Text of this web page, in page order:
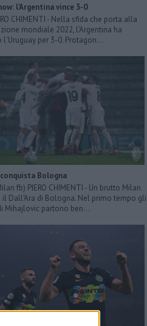
l'Argentina vince 3-0
CHIMENTI - Nella sfida che porta alla
mondiale 2022, l'Argentina ha
l'Uruguay per 3-0. Protagon...
Bologna
fb) PIERO CHIMENTI - Un brutto Milan
il Dall'Ara di Bologna. Nel primo tempo gli
Mihajlovic partono ben...